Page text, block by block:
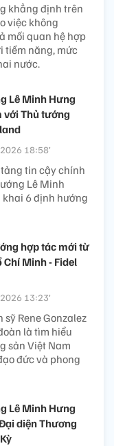
khẳng định trên
việc không
mối quan hệ hợp
tiềm năng, mức
nước.
Lê Minh Hưng
với Thủ tướng
18:58’
tin cậy chính
Lê Minh
6 định hướng
hợp tác mới từ
Chí Minh - Fidel
13:23’
sỹ Rene Gonzalez
là tìm hiểu
sản Việt Nam
đức và phong
Lê Minh Hưng
diện Thương